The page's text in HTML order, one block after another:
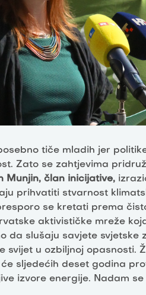
tiče mladih jer
Zato se zahtjevima
Munjin, član inicijative,
prihvatiti stvarnost
se kretati prema
aktivističke mreže
da slušaju savjete svjetske
svijet u ozbiljnoj opasnosti.
sljedećih deset godina
izvore energije. Nadam